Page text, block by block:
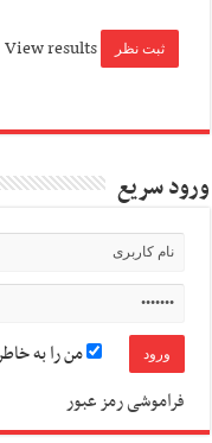
View results
ورود سریع
من را به
فراموشی رمز عبور